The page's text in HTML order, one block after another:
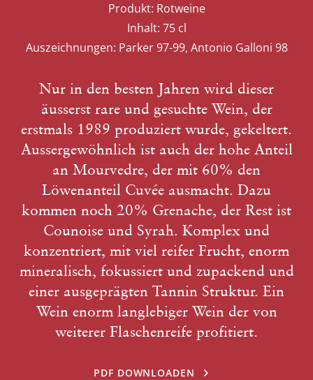
Produkt: Rotweine
Inhalt: 75 cl
Auszeichnungen: Parker 97-99, Antonio Galloni 98
Nur in den besten Jahren wird dieser
äusserst rare und gesuchte Wein, der
erstmals 1989 produziert wurde, gekeltert.
Aussergewöhnlich ist auch der hohe Anteil
an Mourvedre, der mit 60% den
Löwenanteil Cuvée ausmacht. Dazu
kommen noch 20% Grenache, der Rest ist
Counoise und Syrah. Komplex und
konzentriert, mit viel reifer Frucht, enorm
mineralisch, fokussiert und zupackend und
einer ausgeprägten Tannin Struktur. Ein
Wein enorm langlebiger Wein der von
weiterer Flaschenreife profitiert.
PDF DOWNLOADEN